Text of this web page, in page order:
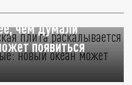
плита
чем думали
появиться